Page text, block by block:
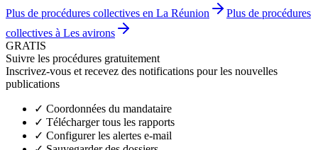
Plus de procédures collectives en La Réunion
Plus de procédures
collectives à Les avirons
GRATIS
Suivre les procédures gratuitement
Inscrivez-vous et recevez des notifications pour les nouvelles
publications
✓ Coordonnées du mandataire
✓ Télécharger tous les rapports
✓ Configurer les alertes e-mail